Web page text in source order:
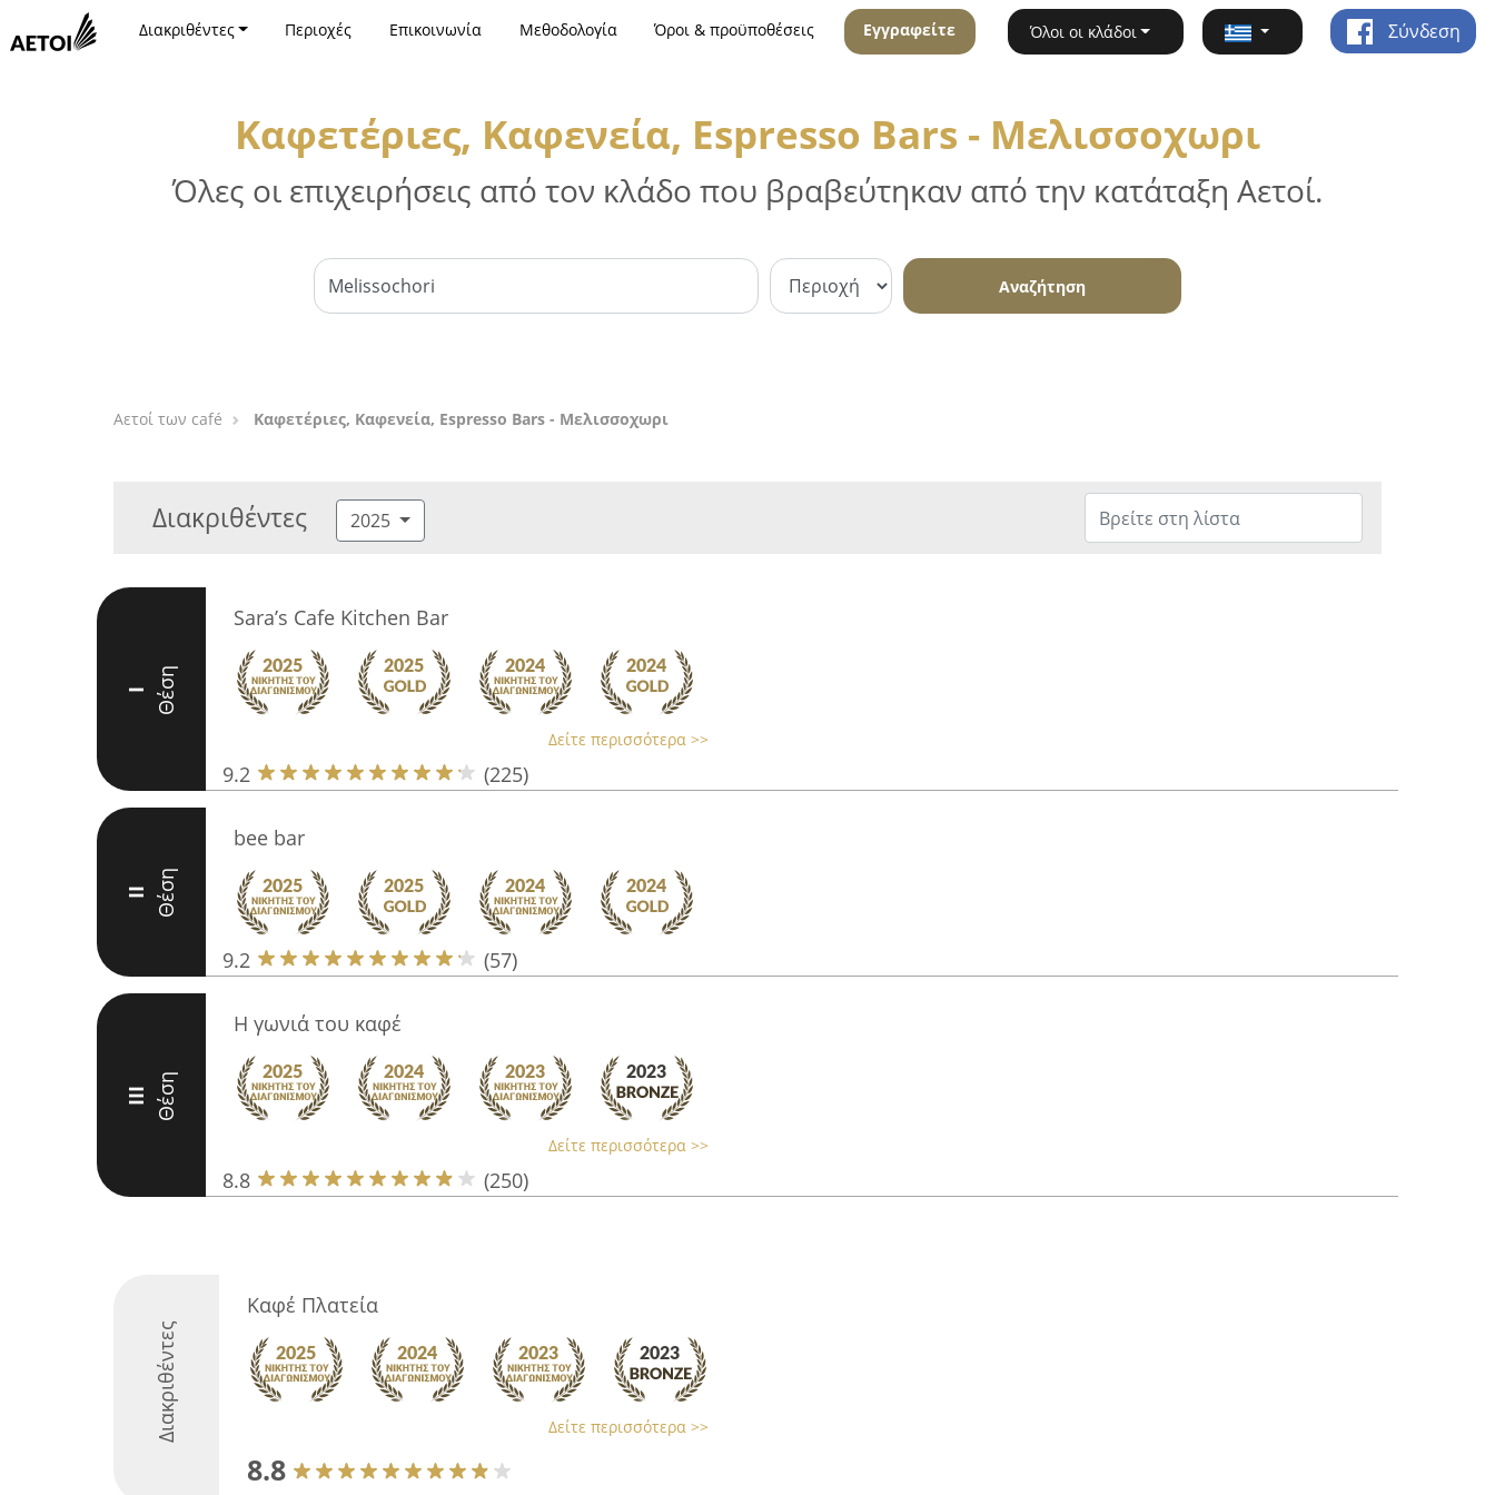
Διακριθέντες Περιοχές Επικοινωνία Μεθοδολογία Όροι & προϋποθέσεις Εγγραφείτε Όλοι οι κλάδοι Σύνδεση
Καφετέριες, Καφενεία, Espresso Bars - Μελισσοχωρι
Όλες οι επιχειρήσεις από τον κλάδο που βραβεύτηκαν από την κατάταξη Αετοί.
Αναζήτηση
Αετοί των café Καφετέριες, Καφενεία, Espresso Bars - Μελισσοχωρι
Διακριθέντες 2025
I Θέση
Sara’s Cafe Kitchen Bar
Δείτε περισσότερα >>
9.2 (225)
II Θέση
bee bar
9.2 (57)
III Θέση
Η γωνιά του καφέ
Δείτε περισσότερα >>
8.8 (250)
Διακριθέντες
Καφέ Πλατεία
Δείτε περισσότερα >>
8.8